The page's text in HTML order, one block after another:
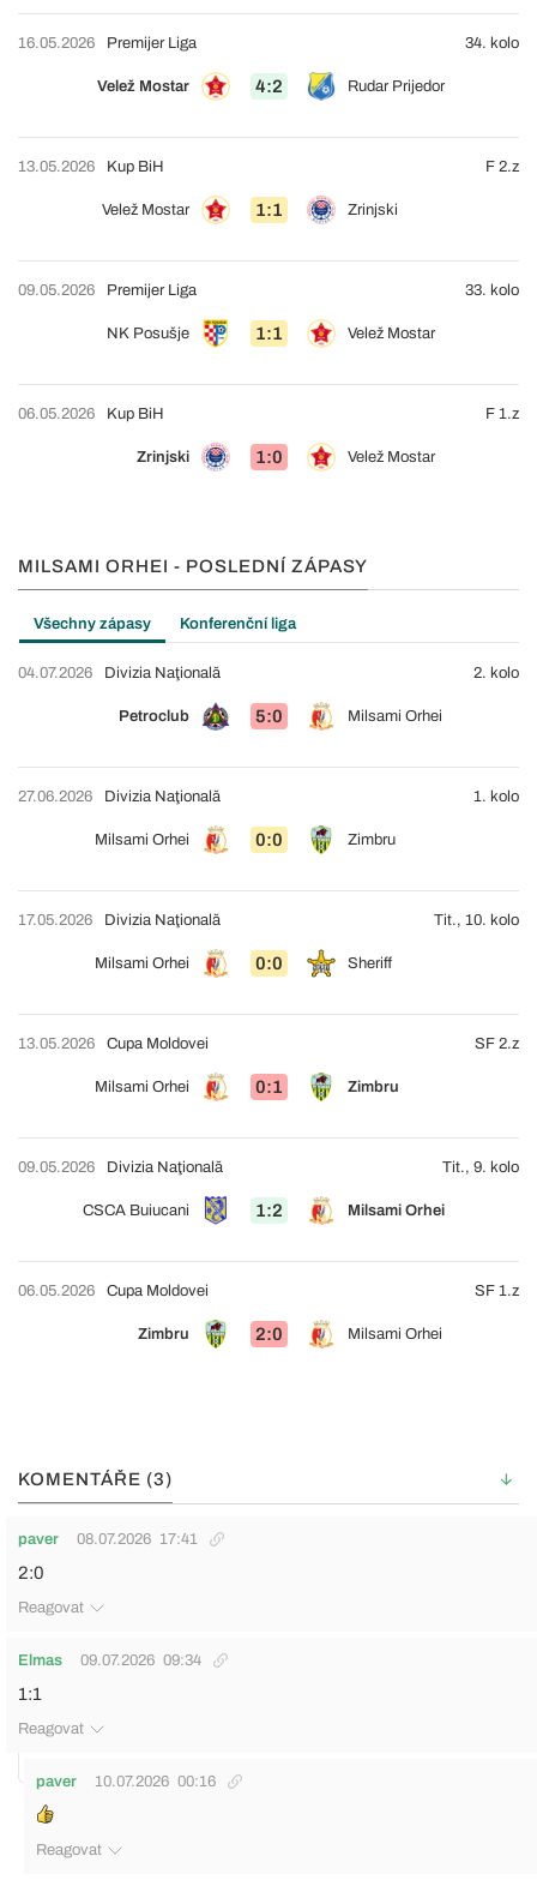
16.05.2026
Velež Mostar 4:2 Rudar Prijedor
Premijer Liga 34. kolo
13.05.2026
Velež Mostar 1:1 Zrinjski
Kup BiH F 2.z
09.05.2026
NK Posušje 1:1 Velež Mostar
Premijer Liga 33. kolo
06.05.2026
Zrinjski 1:0 Velež Mostar
Kup BiH F 1.z
MILSAMI ORHEI - POSLEDNÍ ZÁPASY
Všechny zápasy Konferenční liga
04.07.2026
Petroclub 5:0 Milsami Orhei
Divizia Naţională 2. kolo
27.06.2026
Milsami Orhei 0:0 Zimbru
Divizia Naţională 1. kolo
17.05.2026
Milsami Orhei 0:0 Sheriff
Divizia Naţională Tit., 10. kolo
13.05.2026
Milsami Orhei 0:1 Zimbru
Cupa Moldovei SF 2.z
09.05.2026
CSCA Buiucani 1:2 Milsami Orhei
Divizia Naţională Tit., 9. kolo
06.05.2026
Zimbru 2:0 Milsami Orhei
Cupa Moldovei SF 1.z
KOMENTÁŘE (3)
paver 08.07.2026 17:41
2:0
Reagovat
Elmas 09.07.2026 09:34
1:1
Reagovat
paver 10.07.2026 00:16
Reagovat